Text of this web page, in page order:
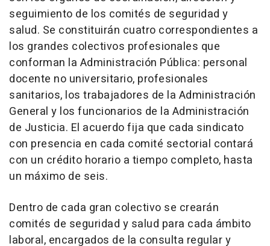
seguimiento de los comités de seguridad y
salud. Se constituirán cuatro correspondientes a
los grandes colectivos profesionales que
conforman la Administración Pública: personal
docente no universitario, profesionales
sanitarios, los trabajadores de la Administración
General y los funcionarios de la Administración
de Justicia. El acuerdo fija que cada sindicato
con presencia en cada comité sectorial contará
con un crédito horario a tiempo completo, hasta
un máximo de seis.
Dentro de cada gran colectivo se crearán
comités de seguridad y salud para cada ámbito
laboral, encargados de la consulta regular y